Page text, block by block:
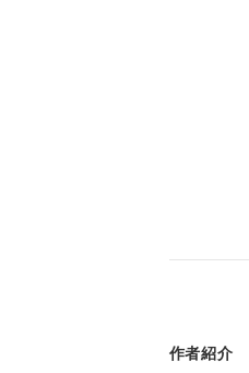
作者紹介